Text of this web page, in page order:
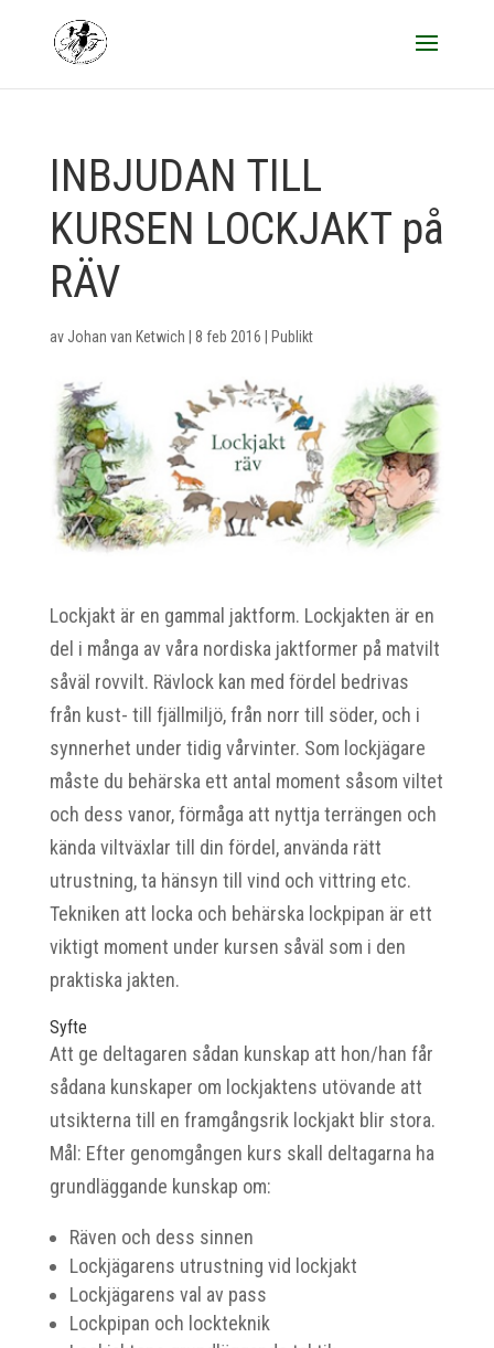
INBJUDAN TILL
KURSEN LOCKJAKT på
RÄV
av Johan van Ketwich 8 feb 2016 Publikt
Lockjakt är en gammal jaktform. Lockjakten är en
del i många av våra nordiska jaktformer på matvilt
såväl rovvilt. Rävlock kan med fördel bedrivas
från kust- till fjällmiljö, från norr till söder, och i
synnerhet under tidig vårvinter. Som lockjägare
måste du behärska ett antal moment såsom viltet
och dess vanor, förmåga att nyttja terrängen och
kända viltväxlar till din fördel, använda rätt
utrustning, ta hänsyn till vind och vittring etc.
Tekniken att locka och behärska lockpipan är ett
viktigt moment under kursen såväl som i den
praktiska jakten.
Syfte
Att ge deltagaren sådan kunskap att hon/han får
sådana kunskaper om lockjaktens utövande att
utsikterna till en framgångsrik lockjakt blir stora.
Mål: Efter genomgången kurs skall deltagarna ha
grundläggande kunskap om:
Räven och dess sinnen
Lockjägarens utrustning vid lockjakt
Lockjägarens val av pass
Lockpipan och lockteknik